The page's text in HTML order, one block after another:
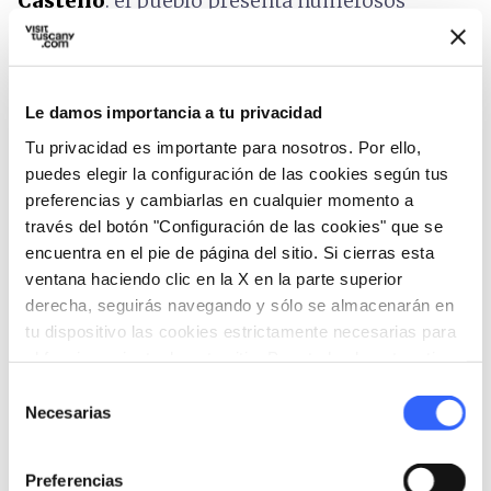
Le damos importancia a tu privacidad
Tu privacidad es importante para nosotros. Por ello,
puedes elegir la configuración de las cookies según tus
preferencias y cambiarlas en cualquier momento a
través del botón "Configuración de las cookies" que se
encuentra en el pie de página del sitio. Si cierras esta
ventana haciendo clic en la X en la parte superior
derecha, seguirás navegando y sólo se almacenarán en
tu dispositivo las cookies estrictamente necesarias para
Necesarias
Preferencias
huertos y jardines "urbanos", insertados dentro
del recinto amurallado y surgidos por la
crecimiento de los cítricos, también es
conocida como elpueblo de los cítricos.
Buggiano Castello es un pueblo exclusivo y
muy pintoresco gracias a sus edificios
coloreados con el característico Rosso
Buggiano. Merece la pena detenerse en el
pueblo.
Salimos de nuevo por Via Collegiana, Via Borgo
Battisti y desde allí por la Plaza del Mercato